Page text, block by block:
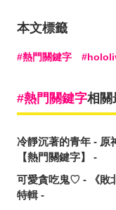
本文標籤
熱門關鍵字
熱門關鍵字相關
冷靜沉著的青年 - 原
【熱門關鍵字】 -
可愛貪吃鬼♡ - 《敗
特輯 -